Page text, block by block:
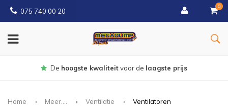
075 740 00 20
0
Gratisbezorgd vanaf € 150
Home Meer.... Ventilatie Ventilatoren